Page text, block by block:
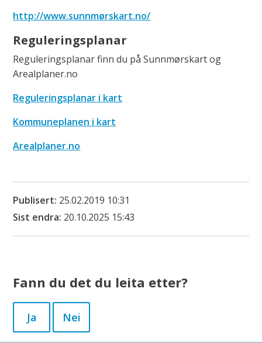
http://www.sunnmørskart.no/
Reguleringsplanar
Reguleringsplanar finn du på Sunnmørskart og
Arealplaner.no
Reguleringsplanar i kart
Kommuneplanen i kart
Arealplaner.no
Publisert 25.02.2019 10:31
Sist endra 20.10.2025 15:43
Fann du det du leita etter?
Ja Nei